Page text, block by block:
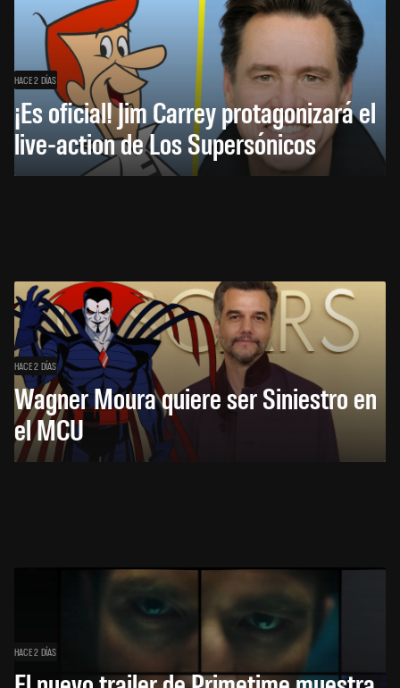
HACE 2 DÍAS
¡Es oficial! Jim Carrey protagonizará el
live-action de Los Supersónicos
HACE 2 DÍAS
Wagner Moura quiere ser Siniestro en
el MCU
HACE 2 DÍAS